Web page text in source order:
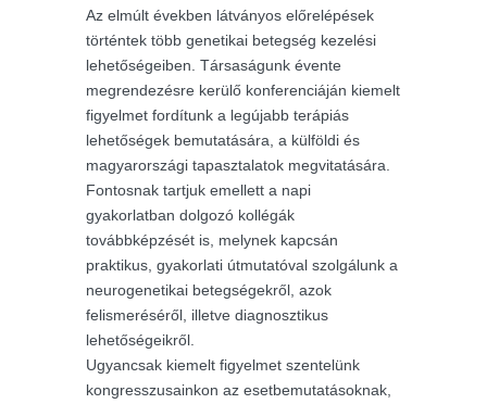
Az elmúlt években látványos előrelépések
történtek több genetikai betegség kezelési
lehetőségeiben. Társaságunk évente
megrendezésre kerülő konferenciáján kiemelt
figyelmet fordítunk a legújabb terápiás
lehetőségek bemutatására, a külföldi és
magyarországi tapasztalatok megvitatására.
Fontosnak tartjuk emellett a napi
gyakorlatban dolgozó kollégák
továbbképzését is, melynek kapcsán
praktikus, gyakorlati útmutatóval szolgálunk a
neurogenetikai betegségekről, azok
felismeréséről, illetve diagnosztikus
lehetőségeikről.
Ugyancsak kiemelt figyelmet szentelünk
kongresszusainkon az esetbemutatásoknak,